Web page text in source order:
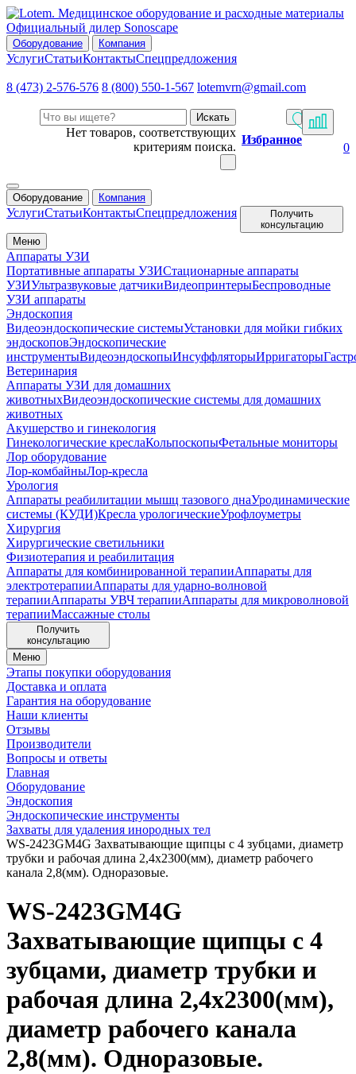
Официальный дилер Sonoscape
Оборудование Компания
УслугиСтатьиКонтактыСпецпредложения
8 (473) 2-576-576 8 (800) 550-1-567 lotemvrn@gmail.com
Искать
Нет товаров, соответствующих
критериям поиска.
Избранное
0
Оборудование Компания
УслугиСтатьиКонтактыСпецпредложения
Получить
консультацию
Меню
Аппараты УЗИ
Портативные аппараты УЗИСтационарные аппараты
УЗИУльтразвуковые датчикиВидеопринтерыБеспроводные
УЗИ аппараты
Эндоскопия
Видеоэндоскопические системыУстановки для мойки гибких
эндоскоповЭндоскопические
инструментыВидеоэндоскопыИнсуффляторыИрригаторы
Ветеринария
Аппараты УЗИ для домашних
животныхВидеоэндоскопические системы для домашних
животных
Акушерство и гинекология
Гинекологические креслаКольпоскопыФетальные мониторы
Лор оборудование
Лор-комбайныЛор-кресла
Урология
Аппараты реабилитации мышц тазового днаУродинамические
системы (КУДИ)Кресла урологическиеУрофлоуметры
Хирургия
Хирургические светильники
Физиотерапия и реабилитация
Аппараты для комбинированной терапииАппараты для
электротерапииАппараты для ударно-волновой
терапииАппараты УВЧ терапииАппараты для микроволновой
терапииМассажные столы
Получить
консультацию
Меню
Этапы покупки оборудования
Доставка и оплата
Гарантия на оборудование
Наши клиенты
Отзывы
Производители
Вопросы и ответы
Главная
Оборудование
Эндоскопия
Эндоскопические инструменты
Захваты для удаления инородных тел
WS-2423GM4G Захватывающие щипцы с 4 зубцами, диаметр
трубки и рабочая длина 2,4х2300(мм), диаметр рабочего
канала 2,8(мм). Одноразовые.
WS-2423GM4G
Захватывающие щипцы с 4
зубцами, диаметр трубки и
рабочая длина 2,4х2300(мм),
диаметр рабочего канала
2,8(мм). Одноразовые.